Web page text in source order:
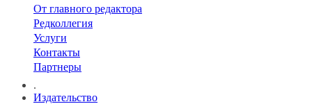
От главного редактора
Редколлегия
Услуги
Контакты
Партнеры
.
Издательство